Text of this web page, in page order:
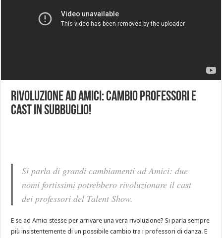
Rivoluzione Ad Amici: Cambio Professori e
Cast in Subbuglio!
Si parla di grandi cambiamenti ad Amici: due
nomi fortissimi potrebbero rivoluzionare il cast
dei professori del Talent Show.
E se ad Amici stesse per arrivare una vera rivoluzione? Si parla sempre
più insistentemente di un possibile cambio tra i professori di danza. E